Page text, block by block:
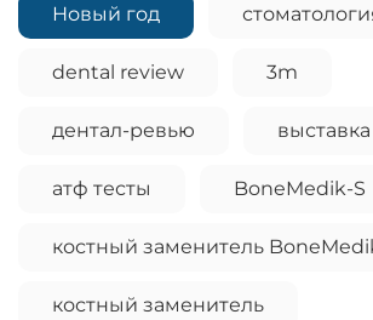
Новый год
dental review 3m
дентал-ревью выставка
атф тесты BoneMedik-S
костный заменитель
костный заменитель